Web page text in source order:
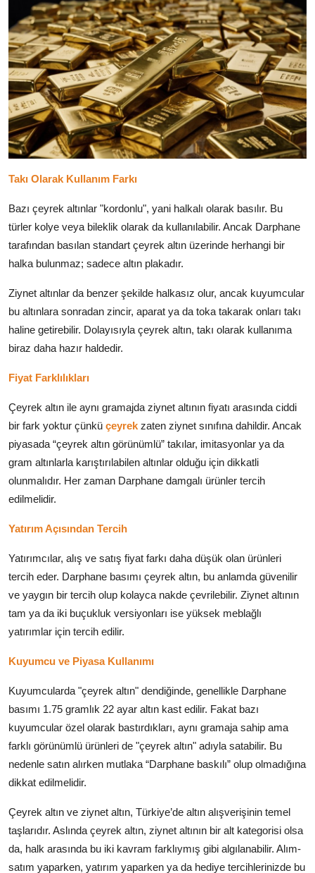
Takı Olarak Kullanım Farkı
Bazı çeyrek altınlar "kordonlu", yani halkalı olarak basılır. Bu
türler kolye veya bileklik olarak da kullanılabilir. Ancak Darphane
tarafından basılan standart çeyrek altın üzerinde herhangi bir
halka bulunmaz; sadece altın plakadır.
Ziynet altınlar da benzer şekilde halkasız olur, ancak kuyumcular
bu altınlara sonradan zincir, aparat ya da toka takarak onları takı
haline getirebilir. Dolayısıyla çeyrek altın, takı olarak kullanıma
biraz daha hazır haldedir.
Fiyat Farklılıkları
Çeyrek altın ile aynı gramajda ziynet altının fiyatı arasında ciddi
bir fark yoktur çünkü çeyrek zaten ziynet sınıfına dahildir. Ancak
piyasada “çeyrek altın görünümlü” takılar, imitasyonlar ya da
gram altınlarla karıştırılabilen altınlar olduğu için dikkatli
olunmalıdır. Her zaman Darphane damgalı ürünler tercih
edilmelidir.
Yatırım Açısından Tercih
Yatırımcılar, alış ve satış fiyat farkı daha düşük olan ürünleri
tercih eder. Darphane basımı çeyrek altın, bu anlamda güvenilir
ve yaygın bir tercih olup kolayca nakde çevrilebilir. Ziynet altının
tam ya da iki buçukluk versiyonları ise yüksek meblağlı
yatırımlar için tercih edilir.
Kuyumcu ve Piyasa Kullanımı
Kuyumcularda "çeyrek altın" dendiğinde, genellikle Darphane
basımı 1.75 gramlık 22 ayar altın kast edilir. Fakat bazı
kuyumcular özel olarak bastırdıkları, aynı gramaja sahip ama
farklı görünümlü ürünleri de "çeyrek altın" adıyla satabilir. Bu
nedenle satın alırken mutlaka “Darphane baskılı” olup olmadığına
dikkat edilmelidir.
Çeyrek altın ve ziynet altın, Türkiye’de altın alışverişinin temel
taşlarıdır. Aslında çeyrek altın, ziynet altının bir alt kategorisi olsa
da, halk arasında bu iki kavram farklıymış gibi algılanabilir. Alım-
satım yaparken, yatırım yaparken ya da hediye tercihlerinizde bu